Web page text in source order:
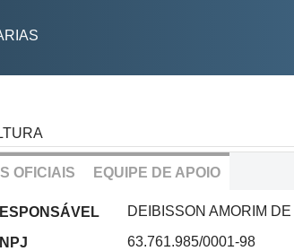
OFICIAIS EQUIPE DE APOIO
DEIBISSON AMORIM
63.761.985/0001-98